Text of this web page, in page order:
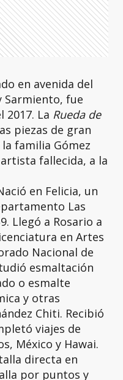
en avenida del
Sarmiento, fue
2017. La Rueda de
piezas de gran
familia Gómez
fallecida, a la
en Felicia, un
Las
Llegó a Rosario a
en Artes
Nacional de
esmaltación
o esmalte
y otras
Chiti. Recibió
viajes de
México y Hawai.
directa en
por puntos y